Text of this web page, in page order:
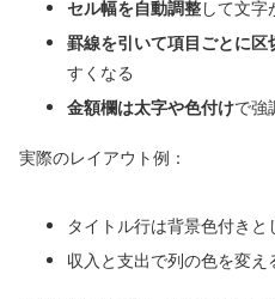
セル幅を自動調整して文字
罫線を引いて項目ごとに区
すくなる
金額欄は太字や色付けで強
実際のレイアウト例：
タイトル行は背景色付きと
収入と支出で列の色を変